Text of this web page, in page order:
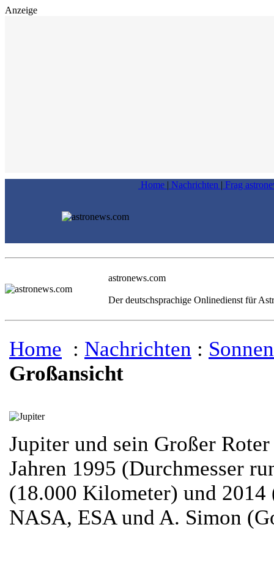
Anzeige
Home | Nachrichten | Frag
astronews.com
Der deutschsprachige Onlinedienst für
Home : Nachrichten :
Großansicht
Jupiter und sein Großer
Jahren 1995 (Durchmesser
(18.000 Kilometer) und
NASA, ESA und A. Simon